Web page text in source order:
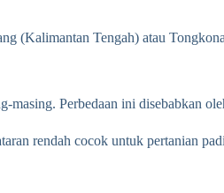
(Kalimantan Tengah) atau
Perbedaan ini disebabkan
rendah cocok untuk pertanian